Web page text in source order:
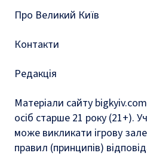
Про Великий Київ
Контакти
Редакція
Матеріали сайту
осіб старше 21 року (21+).
може викликати ігрову
правил (принципів)